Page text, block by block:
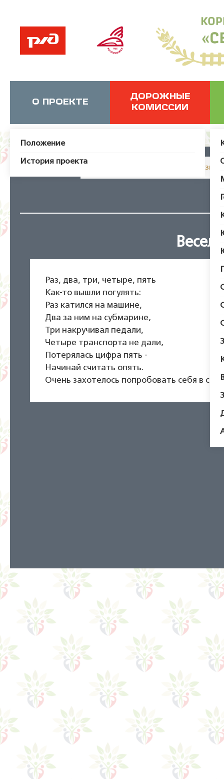
О ПРОЕКТЕ
Положение
История проекта
ДОРОЖНЫЕ
КОМИССИИ
JUser: :_load: Не удалось
Раз, два, три, четыре, пять
Как-то вышли погулять:
Раз катился на машине,
Два за ним на субмарине,
Три накручивал педали,
Четыре транспорта не дали,
Потерялась цифра пять -
Начинай считать опять.
Очень захотелось попробовать себя в